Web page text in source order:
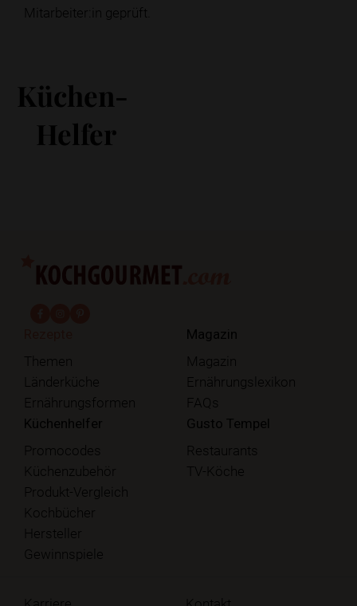
Mitarbeiter:in geprüft.
Küchen-
Helfer
Themen
Länderküche
Ernährungsformen
Magazin
Magazin
Ernährungslexikon
FAQs
Küchenhelfer
Promocodes
Küchenzubehör
Produkt-Vergleich
Kochbücher
Hersteller
Gewinnspiele
Gusto Tempel
Restaurants
TV-Köche